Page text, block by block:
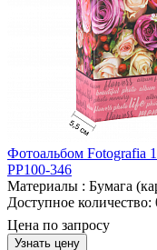
Фотоальбом Fotografia
PP100-346
Материалы : Бумага
Доступное количество:
Цена по запросу
Узнать цену